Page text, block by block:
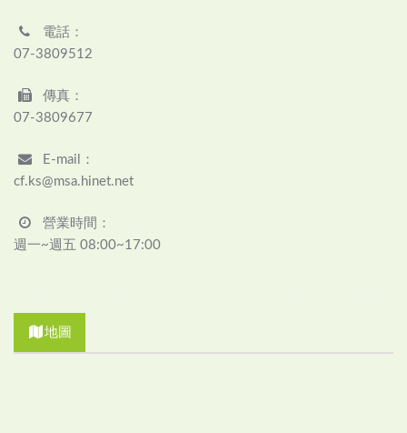
電話：
07-3809512
傳真：
07-3809677
E-mail：
cf.ks@msa.hinet.net
營業時間：
週一~週五 08:00~17:00
地圖